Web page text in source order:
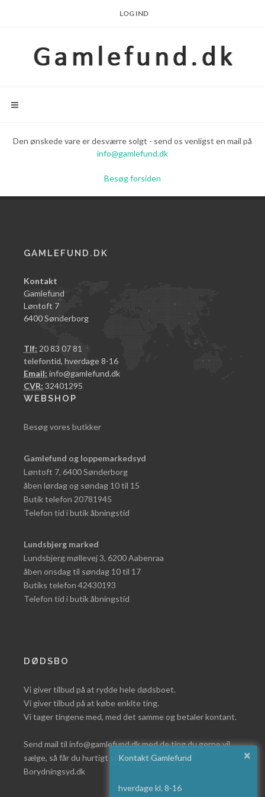
LOG IND
Den ønskede vare er desværre solgt - send os venligst en mail på
info@gamlefund.dk
Besøg forsiden
GAMLEFUND.DK
Kontakt
Gamlefund
Løntoft 7
6400 Sønderborg
Tlf: 20 83 07 81
telefontid, hverdage 8-16
Email: info@gamlefund.dk
CVR: 32401295
WEBSHOP
Besøg vores butkker
Gamlefund og loppemarkedsyd
Løntoft 7, 6400 Sønderborg
åben lørdag og søndag 10 til 15
Butik telefon 20781945
Telefon tid i butik åbningstid
Lundsbjerg marked
Lundsbjerg møllevej 3, 6200 Aabenraa
åben onsdag til søndag 10 til 17
Butiks telefon 42430193
Telefon tid i butik åbningstid
DØDSBO
Vi giver tilbud på at rydde hele dødsboet.
Vi giver tilbud på at købe enklte ting.
Vi tager tingene med, med det samme og betaler kontant.
Send mail til info@gamlefund.dk med de ting du gerne vil
sælge, så får du hurtigt svar eller læs mere på
Borydningsyd.dk
×
Kontakt Gamlefund
hverdage kl. 8-16